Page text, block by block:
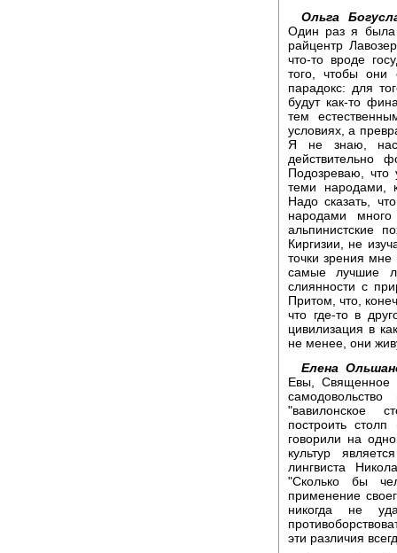
Ольга
Один раз я была
райцентр
что-то вроде
того, чтобы они
парадокс: для
будут как-то
тем
условиях, а
Я не знаю,
действительно
Подозреваю,
теми народами,
Надо сказать,
народами
альпинистские
Киргизии, не
точки зрения мне
самые лучшие
слиянности с
Притом, что,
что где-то в
цивилизация в
не менее, они
Елена
Евы, Священное
"вавилонское
построить
говорили на
культур
лингвиста
"Сколько бы
применение
никогда не
эти различия